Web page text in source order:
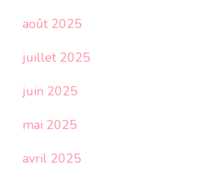
août 2025
juillet 2025
juin 2025
mai 2025
avril 2025